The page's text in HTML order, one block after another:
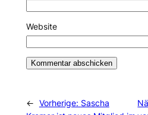
Website
← Vorherige: Sascha